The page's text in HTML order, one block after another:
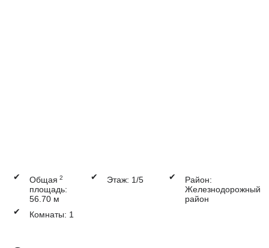
✔
Общая
площадь:
56.70 м
2 ✔ Этаж: 1/5 ✔
Район:
Железнодорожный
район
✔
Комнаты: 1